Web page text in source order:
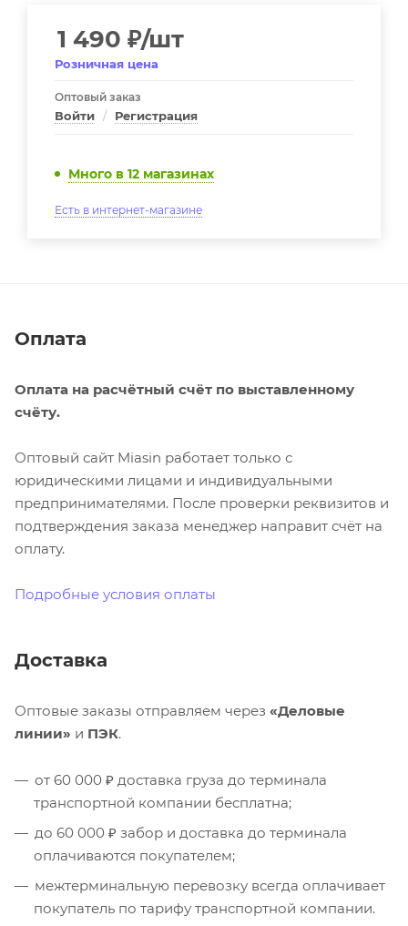
1 490 ₽/шт
Розничная цена
Оптовый заказ
Войти / Регистрация
Много в 12 магазинах
Есть в интернет-магазине
Оплата
Оплата на расчётный счёт по выставленному
счёту.
Оптовый сайт Miasin работает только с
юридическими лицами и индивидуальными
предпринимателями. После проверки реквизитов и
подтверждения заказа менеджер направит счёт на
оплату.
Подробные условия оплаты
Доставка
Оптовые заказы отправляем через «Деловые
линии» и ПЭК.
от 60 000 ₽ доставка груза до терминала
транспортной компании бесплатна;
до 60 000 ₽ забор и доставка до терминала
оплачиваются покупателем;
межтерминальную перевозку всегда оплачивает
покупатель по тарифу транспортной компании.